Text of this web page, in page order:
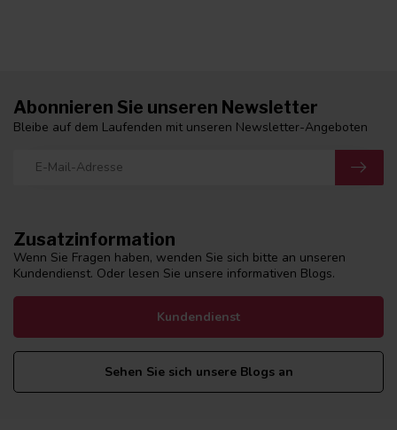
Zusatzinformation
Wenn Sie Fragen haben, wenden Sie sich bitte an unseren
Kundendienst. Oder lesen Sie unsere informativen Blogs.
Kundendienst
Sehen Sie sich unsere Blogs an
Abonnieren Sie unseren Newsletter
Bleibe auf dem Laufenden mit unseren Newsletter-Angeboten